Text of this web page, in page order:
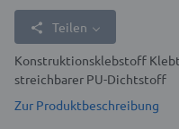
Teilen
Konstruktionsklebstoff
streichbarer PU-Dichtstoff
Zur Produktbeschreibung